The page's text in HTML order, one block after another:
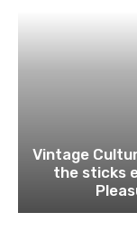
Vintage
the sticks